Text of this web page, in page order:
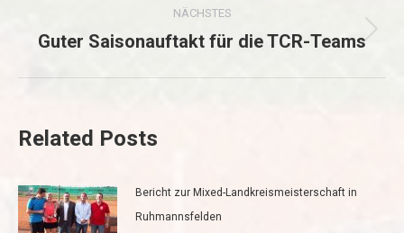
NÄCHSTES
Nächster
Guter Saisonauftakt für die TCR-Teams
Related Posts
Bericht zur Mixed-Landkreismeisterschaft in
Ruhmannsfelden